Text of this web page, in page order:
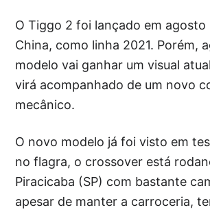
O Tiggo 2 foi lançado em agosto
China, como linha 2021. Porém,
modelo vai ganhar um visual
virá acompanhado de um novo
mecânico.
O novo modelo já foi visto em
no flagra, o crossover está
Piracicaba (SP) com bastante
apesar de manter a carroceria,